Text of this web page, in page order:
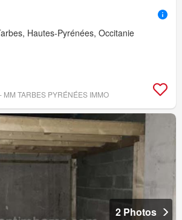
Hautes-Pyrénées, Occitanie
MM TARBES PYRÉNÉES IMMO
2 Photos